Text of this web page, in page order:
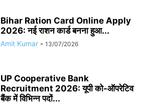
Bihar Ration Card Online Apply
2026: नई राशन कार्ड बनना हुआ...
Amit Kumar - 13/07/2026
UP Cooperative Bank
Recruitment 2026: यूपी को-ऑपरेटिव
बैंक में विभिन्न पदों...